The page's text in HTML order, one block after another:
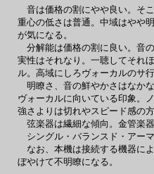
音は価格の割にやや良い。そ
重心の低さは普通。中域はやや
が気になる。
分解能は価格の割に良い。音
実性はそれなり。一聴してそれ
ル。高域にしろヴォーカルのサ
明瞭さ、音の鮮やかさはなか
ヴォーカルに向いている印象。
強さよりは切れやスピード感の
弦楽器は繊細な傾向。金管楽
シングル・バランスド・アーマ
なお、本機は接続する機器に
ぼやけて不明瞭になる。